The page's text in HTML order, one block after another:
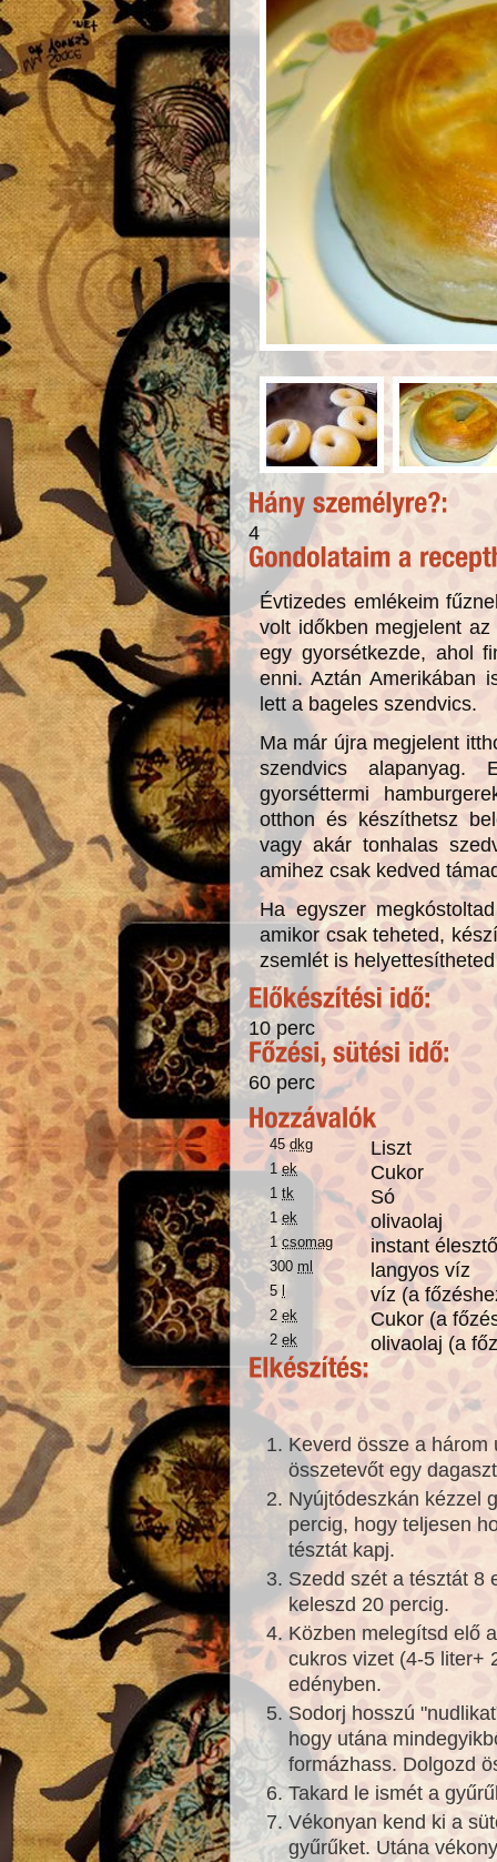
4
Évtizedes emlékeim
volt időkben megjelent
egy gyorsétkezde, ahol
enni. Aztán Amerikában
lett a bageles szendvics.
Ma már újra megjelent
szendvics alapanyag.
gyorséttermi
otthon és készíthetsz
vagy akár tonhalas
amihez csak kedved
Ha egyszer
amikor csak teheted,
zsemlét is
10 perc
60 perc
45dkg Liszt
1ek Cukor
1tk Só
1ek olivaolaj
1csomag instant
300 ml langyos víz
5l víz (a
2ek Cukor (a
2ek olivaolaj (a
Keverd össze a három
összetevőt egy
Nyújtódeszkán kézzel
percig, hogy teljesen
tésztát kapj.
Szedd szét a tésztát 8
keleszd 20 percig.
Közben melegítsd elő
cukros vizet (4-5 liter+
edényben.
Sodorj hosszú
hogy utána
formázhass. Dolgozd
Takard le ismét a
Vékonyan kend ki a
gyűrűket. Utána